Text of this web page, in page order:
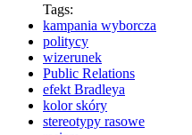
Tags:
kampania wyborcza
politycy
wizerunek
Public Relations
efekt Bradleya
kolor skóry
stereotypy rasowe